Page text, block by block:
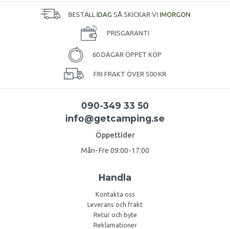
BESTÄLL IDAG SÅ SKICKAR VI IMORGON
PRISGARANTI
60 DAGAR ÖPPET KÖP
FRI FRAKT ÖVER 500 KR
090-349 33 50
info@getcamping.se
Öppettider
Mån-Fre 09:00-17:00
Handla
Kontakta oss
Leverans och frakt
Retur och byte
Reklamationer